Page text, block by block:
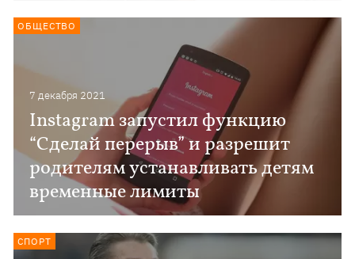
7 декабря 2021
Instagram запустил функцию
“Сделай перерыв” и разрешит
родителям устанавливать детям
временные лимиты
ОБЩЕСТВО
СПОРТ